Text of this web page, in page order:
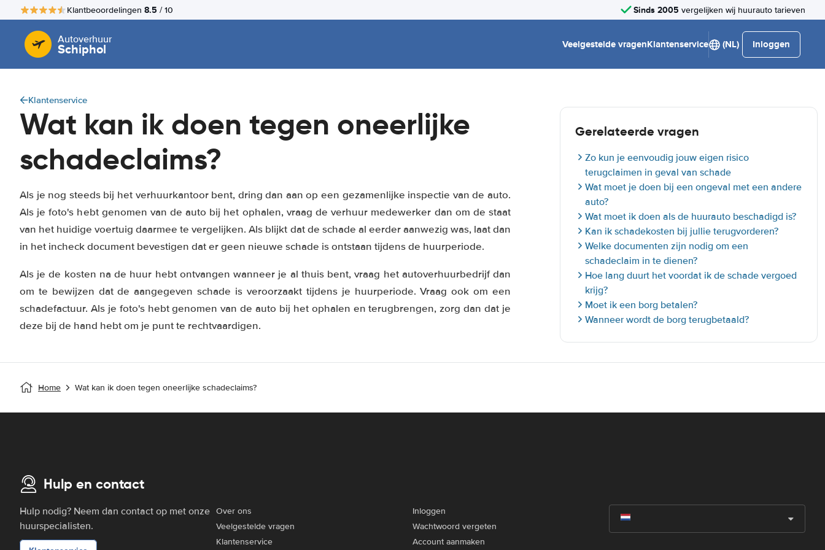
Klantbeoordelingen 8.5 / 10 Sinds 2005 vergelijken wij huurauto tarieven
Autoverhuur
Schiphol Veelgestelde vragenKlantenservice (NL) Inloggen
Klantenservice
Wat kan ik doen tegen oneerlijke
schadeclaims?
Als je nog steeds bij het verhuurkantoor bent, dring dan aan op een gezamenlijke inspectie van de auto.
Als je foto's hebt genomen van de auto bij het ophalen, vraag de verhuur medewerker dan om de staat
van het huidige voertuig daarmee te vergelijken. Als blijkt dat de schade al eerder aanwezig was, laat dan
in het incheck document bevestigen dat er geen nieuwe schade is ontstaan tijdens de huurperiode.
Als je de kosten na de huur hebt ontvangen wanneer je al thuis bent, vraag het autoverhuurbedrijf dan
om te bewijzen dat de aangegeven schade is veroorzaakt tijdens je huurperiode. Vraag ook om een
schadefactuur. Als je foto's hebt genomen van de auto bij het ophalen en terugbrengen, zorg dan dat je
deze bij de hand hebt om je punt te rechtvaardigen.
Gerelateerde vragen
Zo kun je eenvoudig jouw eigen risico
terugclaimen in geval van schade
Wat moet je doen bij een ongeval met een andere
auto?
Wat moet ik doen als de huurauto beschadigd is?
Kan ik schadekosten bij jullie terugvorderen?
Welke documenten zijn nodig om een
schadeclaim in te dienen?
Hoe lang duurt het voordat ik de schade vergoed
krijg?
Moet ik een borg betalen?
Wanneer wordt de borg terugbetaald?
Home Wat kan ik doen tegen oneerlijke schadeclaims?
Hulp en contact
Hulp nodig? Neem dan contact op met onze
huurspecialisten.
Over ons
Veelgestelde vragen
Klantenservice
Inloggen
Wachtwoord vergeten
Account aanmaken